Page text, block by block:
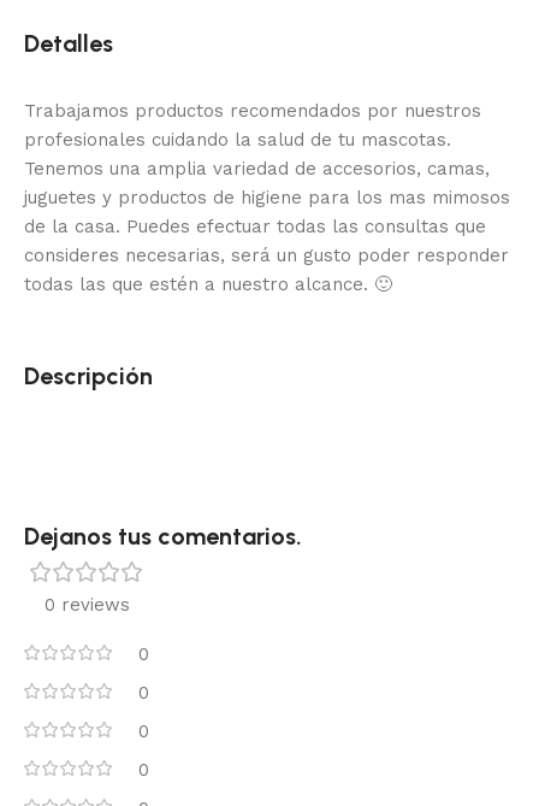
Detalles
Trabajamos productos recomendados por nuestros
profesionales cuidando la salud de tu mascotas.
Tenemos una amplia variedad de accesorios, camas,
juguetes y productos de higiene para los mas mimosos
de la casa. Puedes efectuar todas las consultas que
consideres necesarias, será un gusto poder responder
todas las que estén a nuestro alcance. 🙂
Descripción
Dejanos tus comentarios.
0 reviews
0
0
0
0